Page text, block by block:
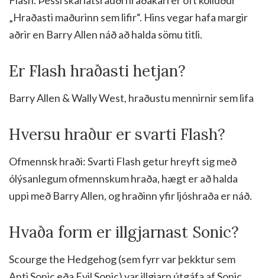
„Hraðasti maðurinn sem lifir“. Hins vegar hafa margir
aðrir en Barry Allen náð að halda sömu titli.
Er Flash hraðasti hetjan?
Barry Allen & Wally West, hraðustu mennirnir sem lifa
Hversu hraður er svarti Flash?
Ofmennsk hraði: Svarti Flash getur hreyft sig með
ólýsanlegum ofmennskum hraða, hægt er að halda
uppi með Barry Allen, og hraðinn yfir ljóshraða er náð.
Hvaða form er illgjarnast Sonic?
Scourge the Hedgehog (sem fyrr var þekktur sem